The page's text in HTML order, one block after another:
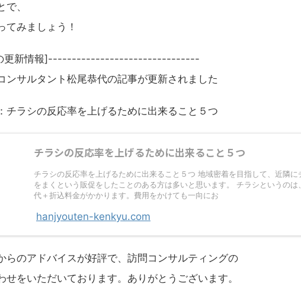
で、
てみましょう！
更新情報]--------------------------------
ンサルタント松尾恭代の記事が更新されました
チラシの反応率を上げるために出来ること５つ
チラシの反応率を上げるために出来ること５つ
チラシの反応率を上げるために出来ること５つ 地域密着を目指して、近隣に
をまくという販促をしたことのある方は多いと思います。 チラシというのは
代＋折込料金がかかります。費用をかけても一向にお
hanjyouten-kenkyu.com
らのアドバイスが好評で、訪問コンサルティングの
せをいただいております。ありがとうございます。